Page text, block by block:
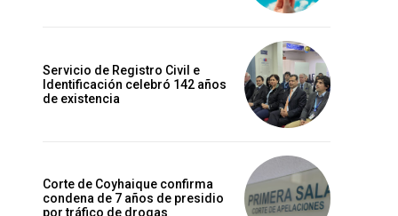
Servicio de Registro Civil e
Identificación celebró 142 años
de existencia
Corte de Coyhaique confirma
condena de 7 años de presidio
por tráfico de drogas